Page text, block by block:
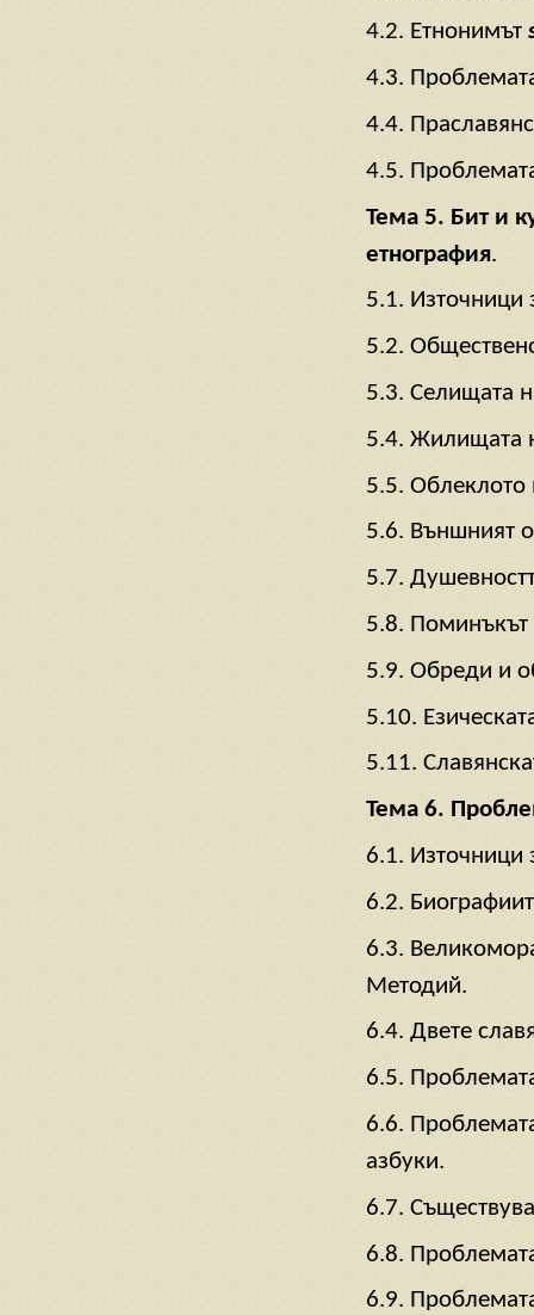
4.2. Етнонимът
4.3.
4.4.
4.5.
Тема 5. Бит и
етнография.
5.1. Източници
5.2.
5.3. Селищата
5.4. Жилищата
5.5. Облеклото
5.6. Външният
5.7.
5.8. Поминъкът
5.9. Обреди и
5.10.
5.11.
Тема 6.
6.1. Източници
6.2.
6.3.
Методий.
6.4. Двете
6.5.
6.6.
азбуки.
6.7.
6.8.
6.9.